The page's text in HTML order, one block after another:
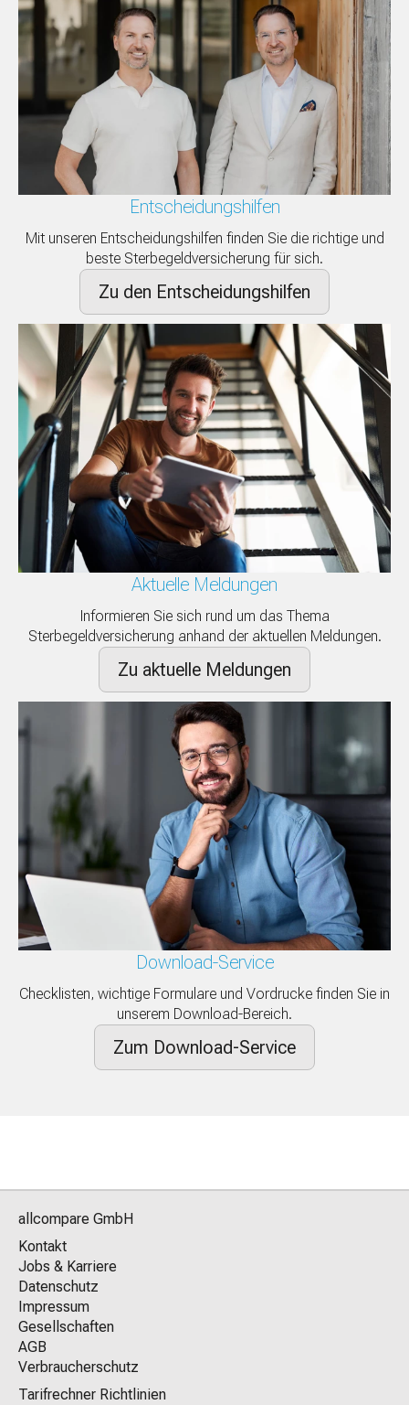
Entscheidungshilfen
Mit unseren Entscheidungshilfen finden Sie die richtige und
beste Sterbegeldversicherung für sich.
Zu den Entscheidungshilfen
Aktuelle Meldungen
Informieren Sie sich rund um das Thema
Sterbegeldversicherung anhand der aktuellen Meldungen.
Zu aktuelle Meldungen
Download-Service
Checklisten, wichtige Formulare und Vordrucke finden Sie in
unserem Download-Bereich.
Zum Download-Service
allcompare GmbH
Kontakt
Jobs & Karriere
Datenschutz
Impressum
Gesellschaften
AGB
Verbraucherschutz
Tarifrechner Richtlinien